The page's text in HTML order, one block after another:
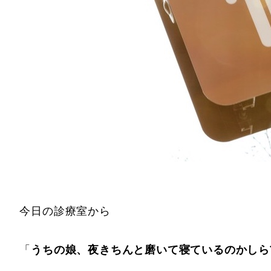
今日の診療室から
「うちの娘、夜きちんと磨いて寝ているのかし